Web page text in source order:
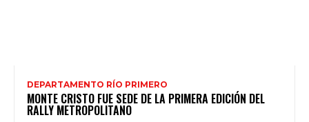
DEPARTAMENTO RÍO PRIMERO
MONTE CRISTO FUE SEDE DE LA PRIMERA EDICIÓN DEL
RALLY METROPOLITANO